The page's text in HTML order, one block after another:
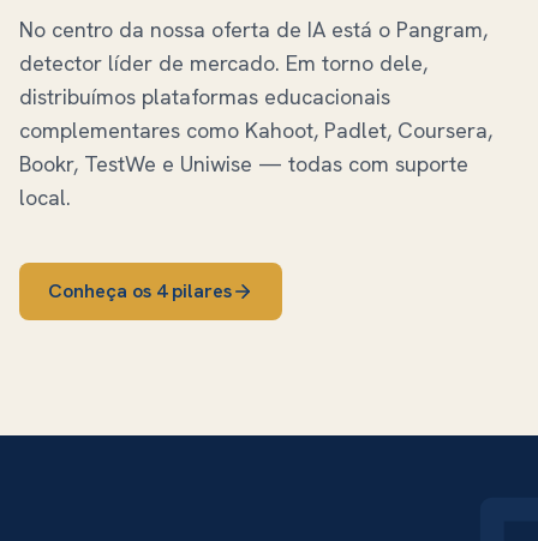
No centro da nossa oferta de IA está o Pangram,
detector líder de mercado. Em torno dele,
distribuímos plataformas educacionais
complementares como Kahoot, Padlet, Coursera,
Bookr, TestWe e Uniwise — todas com suporte
local.
Conheça os 4 pilares